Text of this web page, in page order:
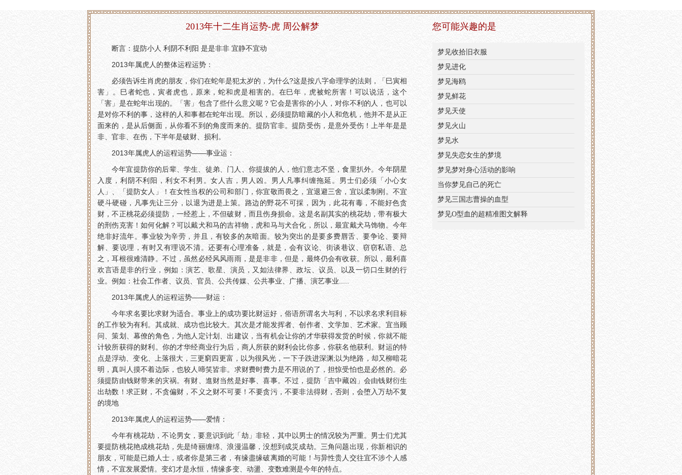
2013年十二生肖运势-虎 周公解梦
断言：提防小人 利阴不利阳 是是非非 宜静不宜动
2013年属虎人的整体运程运势：
必须告诉生肖虎的朋友，你们在蛇年是犯太岁的，为什么?这是按八字命理学的法则，「巳寅相
害」。巳者蛇也，寅者虎也，原来，蛇和虎是相害的。在巳年，虎被蛇所害！可以说活，这个
「害」是在蛇年出现的。「害」包含了些什么意义呢？它会是害你的小人，对你不利的人，也可以
是对你不利的事，这样的人和事都在蛇年出现。所以，必须提防暗藏的小人和危机，他并不是从正
面来的，是从后侧面，从你看不到的角度而来的。提防官非。提防受伤，是意外受伤！上半年是是
非、官非、在伤，下半年是破财、损利。
2013年属虎人的运程运势——事业运：
今年宜提防你的后辈、学生、徒弟、门人、你提拔的人，他们意志不坚，食里扒外。今年阴星
入度，利阴不利阳，利女不利男。女人吉，男人凶。男人凡事纠缠拖延。男士们必须「小心女
人」、「提防女人」！在女性当权的公司和部门，你宜敬而畏之，宜退避三舍，宜以柔制刚。不宜
硬斗硬碰，凡事先让三分，以退为进是上策。路边的野花不可採，因为，此花有毒，不能好色贪
财，不正桃花必须提防，一经惹上，不但破财，而且伤身损命。这是名副其实的桃花劫，带有极大
的刑伤克害！如何化解？可以戴犬和马的吉祥物，虎和马与犬合化，所以，最宜戴犬马饰物。今年
绝非好流年。事业较为辛劳，并且，有较多的灰暗面。较为突出的是要多费唇舌、要争论、要辩
解、要说理，有时又有理说不清。还要有心理准备，就是，会有议论、街谈巷议、窃窃私语、总
之，耳根很难清静。不过，虽然必经风风雨雨，是是非非，但是，最终仍会有收获。所以，最利喜
欢言语是非的行业，例如：演艺、歌星、演员，又如法律界、政坛、议员、以及一切口生财的行
业。例如：社会工作者、议员、官员、公共传媒、公共事业、广播、演艺事业.....
2013年属虎人的运程运势——财运：
今年求名要比求财为适合。事业上的成功要比财运好，俗语所谓名大与利，不以求名求利目标
的工作较为有利。其成就、成功也比较大。其次是才能发挥者、创作者、文学加、艺术家。宜当顾
问、策划、幕僚的角色，为他人定计划、出建议，当有机会让你的才华获得发货的时候，你就不能
计较所获得的财利。你的才华经商业行为后，商人所获的财利会比你多，你获名他获利。财运的特
点是浮动、变化、上落很大，三更窮四更富，以为很风光，一下子跌进深渊;以为绝路，却又柳暗花
明，真叫人摸不着边际，也较人啼笑皆非。求财费时费力是不用说的了，担惊受怕也是必然的。必
须提防由钱财带来的灾祸。有财、進财当然是好事、喜事。不过，提防「吉中藏凶」会由钱财衍生
出劫数！求正财，不贪偏财，不义之财不可要！不要贪污，不要非法得财，否则，会堕入万劫不复
的境地
2013年属虎人的运程运势——爱情：
今年有桃花劫，不论男女，要意识到此「劫」非轻，其中以男士的情况较为严重。男士们尤其
要提防桃花艳成桃花劫，先是绮丽缠绵、浪漫温馨，没想到成災成劫。三角问题出现，你新相识的
朋友，可能是已婚人士，或者你是第三者，有缘盡缘破离婚的可能！与异性贵人交往宜不涉个人感
情，不宜发展爱情。变幻才是永恒，情缘多变、动盪、变数难测是今年的特点。
您可能兴趣的是
梦见收拾旧衣服
梦见进化
梦见海鸥
梦见鲜花
梦见天使
梦见火山
梦见水
梦见失恋女生的梦境
梦见梦对身心活动的影响
当你梦见自己的死亡
梦见三国志曹操的血型
梦见O型血的超精准图文解释